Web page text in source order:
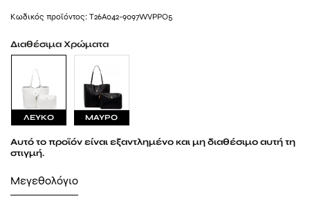
Kωδικός προϊόντος: T26A042-9097WVPPO5
Διαθέσιμα Χρώματα
ΛΕΥΚΟ ΜΑΥΡΟ
Αυτό το προϊόν είναι εξαντλημένο και μη διαθέσιμο αυτή τη
στιγμή.
Μεγεθολόγιο